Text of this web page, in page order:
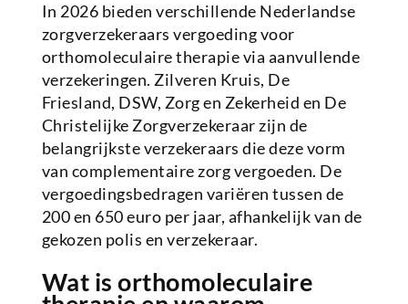
In 2026 bieden verschillende Nederlandse
zorgverzekeraars vergoeding voor
orthomoleculaire therapie via aanvullende
verzekeringen. Zilveren Kruis, De
Friesland, DSW, Zorg en Zekerheid en De
Christelijke Zorgverzekeraar zijn de
belangrijkste verzekeraars die deze vorm
van complementaire zorg vergoeden. De
vergoedingsbedragen variëren tussen de
200 en 650 euro per jaar, afhankelijk van de
gekozen polis en verzekeraar.
Wat is orthomoleculaire